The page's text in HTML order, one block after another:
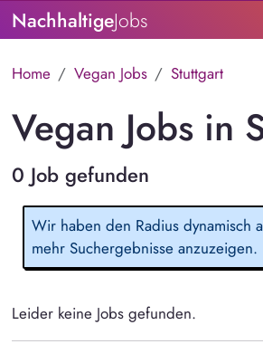
NachhaltigeJobs
Home Vegan Jobs Stuttgart
Vegan Jobs in
0 Job gefunden
Wir haben den Radius dynamisch
mehr Suchergebnisse anzuzeigen.
Leider keine Jobs gefunden.